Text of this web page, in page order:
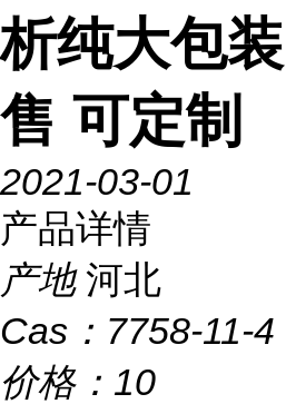
析纯大包
售 可定制
2021-03-01
产品详情
产地 河北
Cas： 7758-11-4
价格： 10